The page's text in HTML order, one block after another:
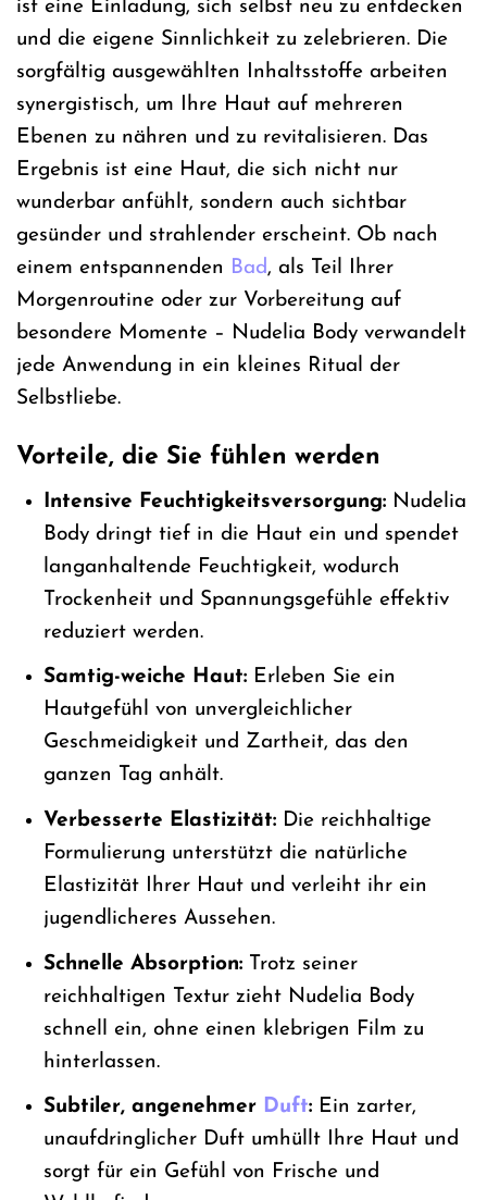
ist eine Einladung, sich selbst neu zu entdecken
und die eigene Sinnlichkeit zu zelebrieren. Die
sorgfältig ausgewählten Inhaltsstoffe arbeiten
synergistisch, um Ihre Haut auf mehreren
Ebenen zu nähren und zu revitalisieren. Das
Ergebnis ist eine Haut, die sich nicht nur
wunderbar anfühlt, sondern auch sichtbar
gesünder und strahlender erscheint. Ob nach
einem entspannenden
Bad , als Teil Ihrer
Morgenroutine oder zur Vorbereitung auf
besondere Momente – Nudelia Body verwandelt
jede Anwendung in ein kleines Ritual der
Selbstliebe.
Vorteile, die Sie fühlen werden
Intensive Feuchtigkeitsversorgung:Nudelia
Body dringt tief in die Haut ein und spendet
langanhaltende Feuchtigkeit, wodurch
Trockenheit und Spannungsgefühle effektiv
reduziert werden.
Samtig-weiche Haut:Erleben Sie ein
Hautgefühl von unvergleichlicher
Geschmeidigkeit und Zartheit, das den
ganzen Tag anhält.
Verbesserte Elastizität:Die reichhaltige
Formulierung unterstützt die natürliche
Elastizität Ihrer Haut und verleiht ihr ein
jugendlicheres Aussehen.
Schnelle Absorption:Trotz seiner
reichhaltigen Textur zieht Nudelia Body
schnell ein, ohne einen klebrigen Film zu
hinterlassen.
Subtiler, angenehmer Duft:Ein zarter,
unaufdringlicher Duft umhüllt Ihre Haut und
sorgt für ein Gefühl von Frische und